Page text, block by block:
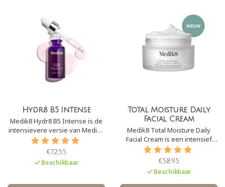
Hydr8 B5 Intense
Medik8 Hydr8 B5 Intense is de
intensievere versie van Medik8
Hydr8 B5 serum. Dit serum
werkt sterk hydraterend en
stimuleert dan ook de aanmaak
van hyaluronzuur en voorkomt
€72,55
Beschikbaar
Total Moisture Daily
Facial Cream
Medik8 Total Moisture Daily
Facial Cream is een intensief
hydraterende crème. De crème
hydrateert alle huidlagen diep,
om de huid te voeden en te
beschermen.
€58,95
Beschikbaar